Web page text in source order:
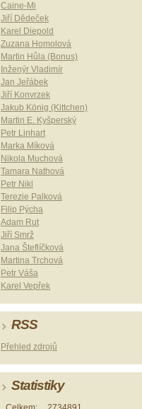
Caine-Mi
Jiří Dědeček
Karel Diepold
Zuzana Homolová
Martin Hůla (Bonus)
Inženýr Vladimír
Jan Jeřábek
Jiří Konvrzek
Jakub König (Kittchen)
Martin E. Kyšperský
Petr Linhart
Marka Míková
Nikola Muchová
Tamara Nathová
Petr Nikl
Terezie Palková
Filip Pýcha
Adam Rut
Jiří Smrž
Jana Šteflíčková
Martina Trchová
Petr Váša
Karel Vepřek
RSS
Přehled zdrojů
Statistiky